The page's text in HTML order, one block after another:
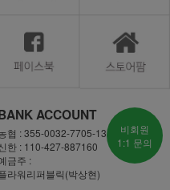
ACCOUNT
협 : 355-0032-7705-13
한 : 110-427-887160
금주 :
라워리퍼블릭(박상현)
비회원
1:1 문의